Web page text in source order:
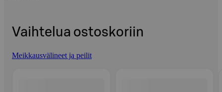
Vaihtelua ostoskoriin
Meikkausvälineet ja peilit